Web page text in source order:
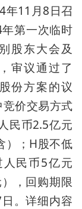
年11月8日召
第一次临时
股东大会及
审议通过了
份方案的议
价交易方式
民币2.5亿元
）；H股不低
民币5亿元
，回购期限
。详细内容